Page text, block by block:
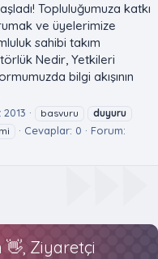
Topluluğumuza katkı
ve üyelerimize
sahibi takım
Nedir, Yetkileri
bilgi akışının
2013 basvuru
duyuru
Cevaplar: 0
Forum:
Ziyaretçi